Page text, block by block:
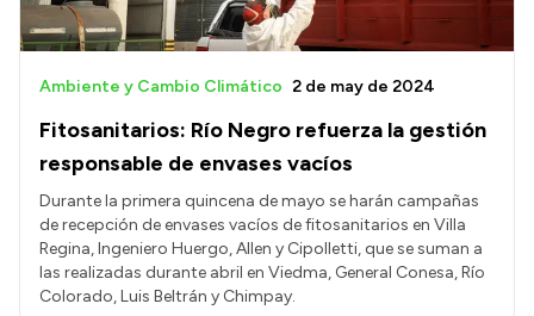
Fitosanitarios: Río Negro refuerza la gestión
responsable de envases vacíos
Ambiente y Cambio Climático 2 de may de 2024
Durante la primera quincena de mayo se harán campañas
de recepción de envases vacíos de fitosanitarios en Villa
Regina, Ingeniero Huergo, Allen y Cipolletti, que se suman a
las realizadas durante abril en Viedma, General Conesa, Río
Colorado, Luis Beltrán y Chimpay.